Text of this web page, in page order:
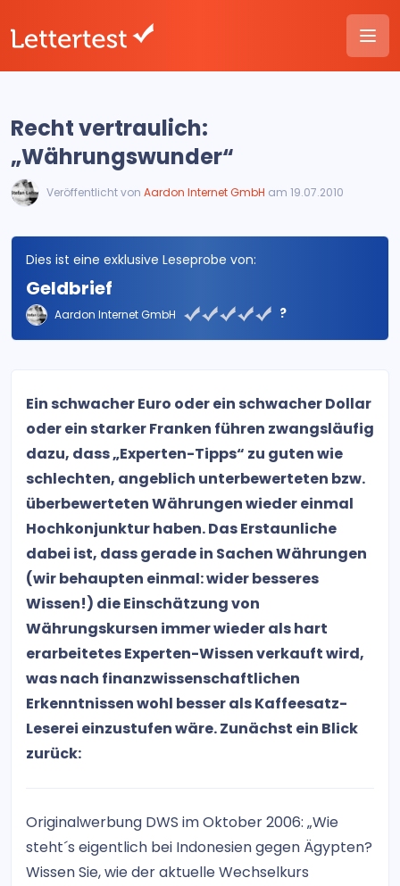
Recht vertraulich:
„Währungswunder“
Veröffentlicht von Aardon Internet GmbH am 19.07.2010
Dies ist eine exklusive Leseprobe von:
Geldbrief
Aardon Internet GmbH ?
Ein schwacher Euro oder ein schwacher Dollar
oder ein starker Franken führen zwangsläufig
dazu, dass „Experten-Tipps“ zu guten wie
schlechten, angeblich unterbewerteten bzw.
überbewerteten Währungen wieder einmal
Hochkonjunktur haben. Das Erstaunliche
dabei ist, dass gerade in Sachen Währungen
(wir behaupten einmal: wider besseres
Wissen!) die Einschätzung von
Währungskursen immer wieder als hart
erarbeitetes Experten-Wissen verkauft wird,
was nach finanzwissenschaftlichen
Erkenntnissen wohl besser als Kaffeesatz-
Leserei einzustufen wäre. Zunächst ein Blick
zurück:
Originalwerbung DWS im Oktober 2006: „Wie
steht´s eigentlich bei Indonesien gegen Ägypten?
Wissen Sie, wie der aktuelle Wechselkurs